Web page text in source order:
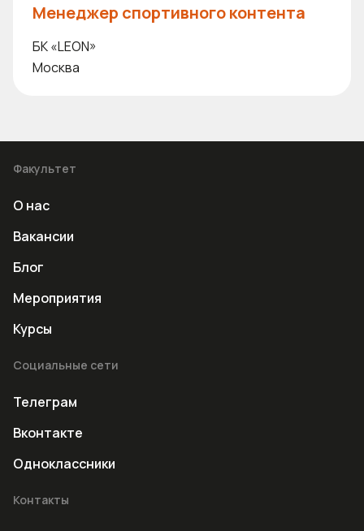
Менеджер спортивного контента
БК «LEON»
Москва
Факультет
О нас
Вакансии
Блог
Мероприятия
Курсы
Социальные сети
Телеграм
Вконтакте
Одноклассники
Контакты